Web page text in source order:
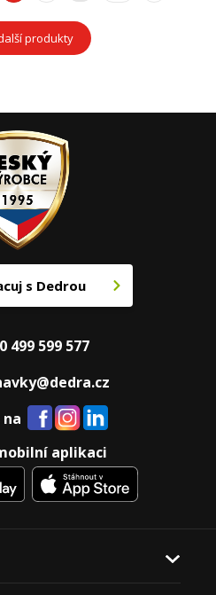
produkty
s Dedrou
499 599 577
na
aplikaci